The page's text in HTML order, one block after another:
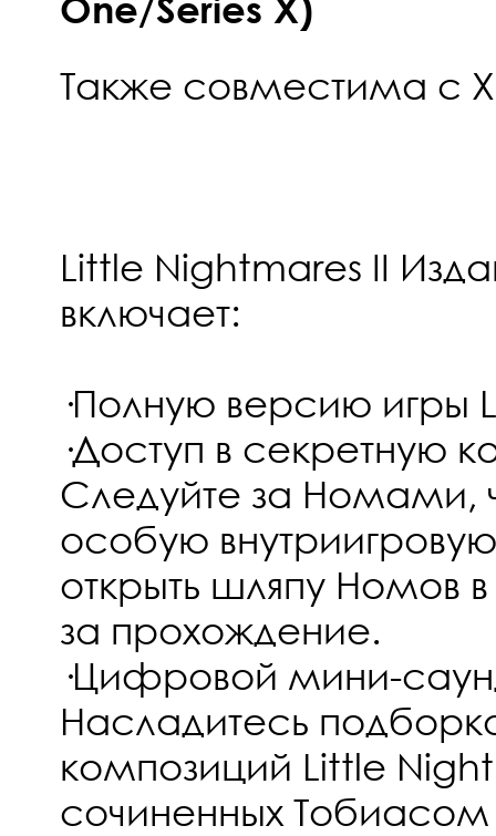
One/Series X)
Также совместима с
Little Nightmares II
включает:
·Полную версию игры
·Доступ в секретную
Следуйте за Номами,
особую
открыть шляпу Номов
за прохождение.
·Цифровой мини-
Насладитесь
композиций Little
сочиненных Тобиасом